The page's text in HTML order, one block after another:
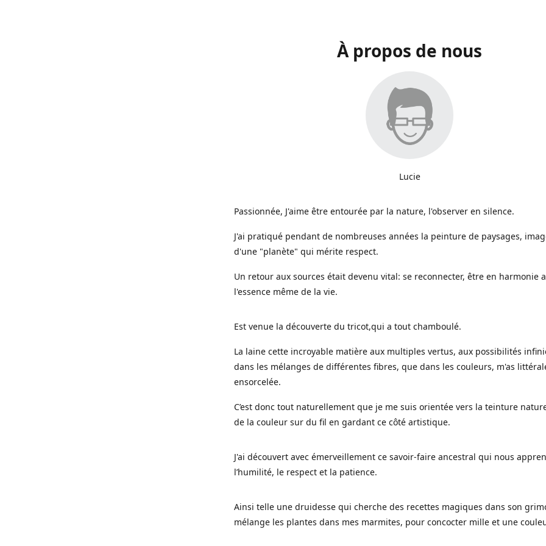
À propos de nous
Lucie
Passionnée, J'aime être entourée par la nature, l'observer en silence.
J'ai pratiqué pendant de nombreuses années la peinture de paysages,
d'une "planète" qui mérite respect.
Un retour aux sources était devenu vital: se reconnecter, être en harmonie
l'essence même de la vie.
Est venue la découverte du tricot,qui a tout chamboulé.
La laine cette incroyable matière aux multiples vertus, aux possibilités
dans les mélanges de différentes fibres, que dans les couleurs, m'as
ensorcelée.
C’est donc tout naturellement que je me suis orientée vers la teinture
de la couleur sur du fil en gardant ce côté artistique.
J'ai découvert avec émerveillement ce savoir-faire ancestral qui nous
l’humilité, le respect et la patience.
Ainsi telle une druidesse qui cherche des recettes magiques dans son
mélange les plantes dans mes marmites, pour concocter mille et une